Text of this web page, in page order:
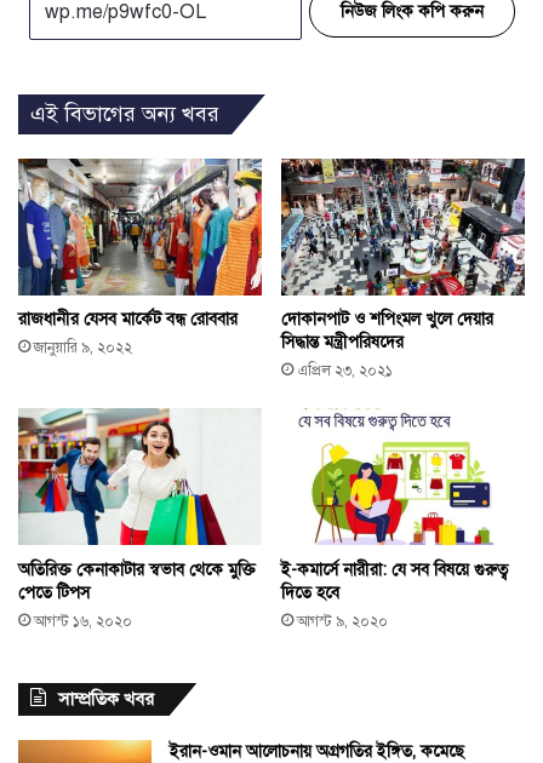
নিউজ লিংক কপি করুন
এই বিভাগের অন্য খবর
রাজধানীর যেসব মার্কেট বন্ধ রোববার
জানুয়ারি ৯, ২০২২
দোকানপাট ও শপিংমল খুলে দেয়ার
সিদ্ধান্ত মন্ত্রীপরিষদের
এপ্রিল ২৩, ২০২১
অতিরিক্ত কেনাকাটার স্বভাব থেকে মুক্তি
পেতে টিপস
আগস্ট ১৬, ২০২০
ই-কমার্সে নারীরা: যে সব বিষয়ে গুরুত্ব
দিতে হবে
আগস্ট ৯, ২০২০
সাম্প্রতিক খবর
ইরান-ওমান আলোচনায় অগ্রগতির ইঙ্গিত, কমেছে